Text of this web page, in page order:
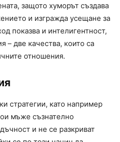
защото хуморът създава
и изгражда усещане за
показва и интелигентност,
– две качества, които са
отношения.
стратегии, като например
мъже съзнателно
и не се разкриват